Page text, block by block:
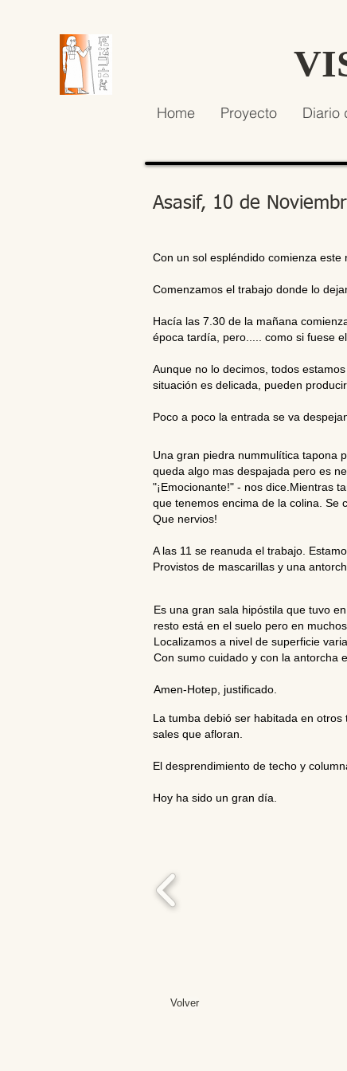
Home Proyecto Diario
Asasif, 10 de
Con un sol espléndido comienza este
Comenzamos el trabajo donde lo
Hacía las 7.30 de la mañana
época tardía, pero..... como si fuese
Aunque no lo decimos, todos
situación es delicada, pueden
Poco a poco la entrada se va
Una gran piedra nummulítica tapona
queda algo mas despajada pero es
"¡Emocionante!" - nos dice.Mientras
que tenemos encima de la colina. Se
Que nervios!
A las 11 se reanuda el trabajo.
Provistos de mascarillas y una
Es una gran sala hipóstila que tuvo
resto está en el suelo pero en
Localizamos a nivel de superficie
Con sumo cuidado y con la antorcha
Amen-Hotep, justificado.
La tumba debió ser habitada en
sales que afloran.
El desprendimiento de techo y
Hoy ha sido un gran día.
Volver